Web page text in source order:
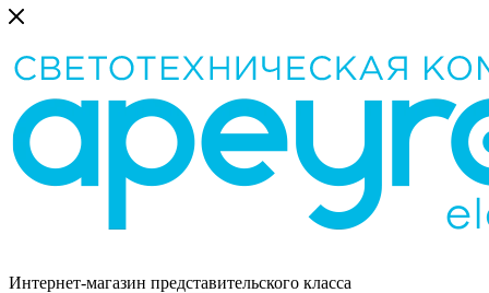
Интернет-магазин представительского класса